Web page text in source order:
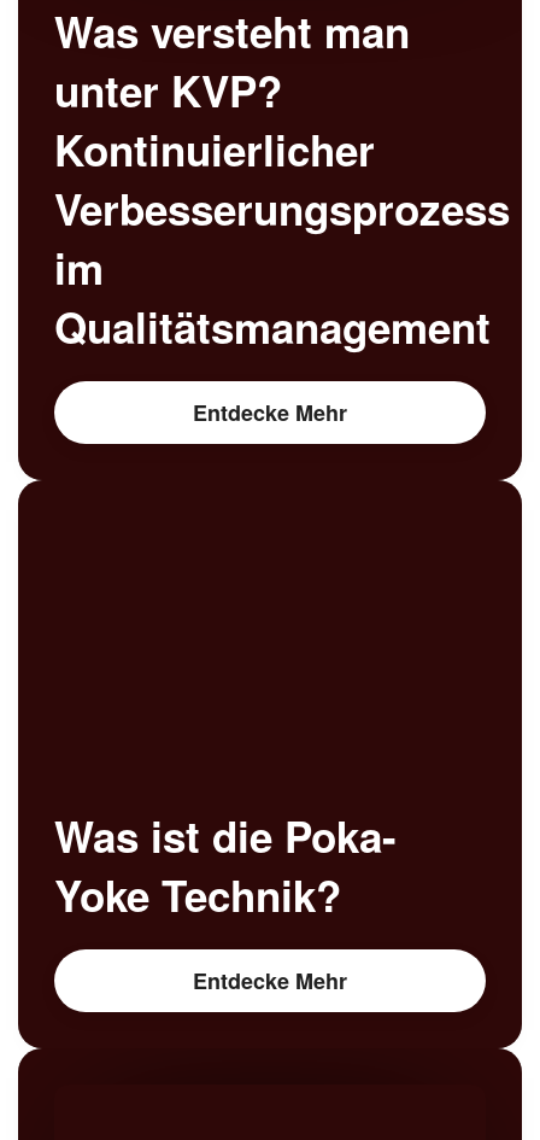
Was versteht man
unter KVP?
Kontinuierlicher
Verbesserungsprozess
im
Qualitätsmanagement
Entdecke Mehr
Was ist die Poka-
Yoke Technik?
Entdecke Mehr